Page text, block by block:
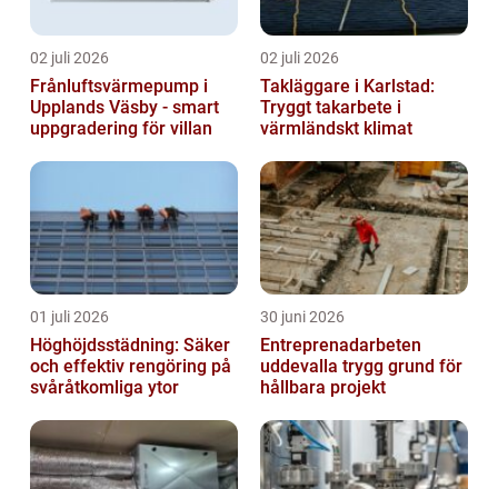
02 juli 2026
Frånluftsvärmepump i
Upplands Väsby - smart
uppgradering för villan
02 juli 2026
Takläggare i Karlstad:
Tryggt takarbete i
värmländskt klimat
01 juli 2026
Höghöjdsstädning: Säker
och effektiv rengöring på
svåråtkomliga ytor
30 juni 2026
Entreprenadarbeten
uddevalla trygg grund för
hållbara projekt